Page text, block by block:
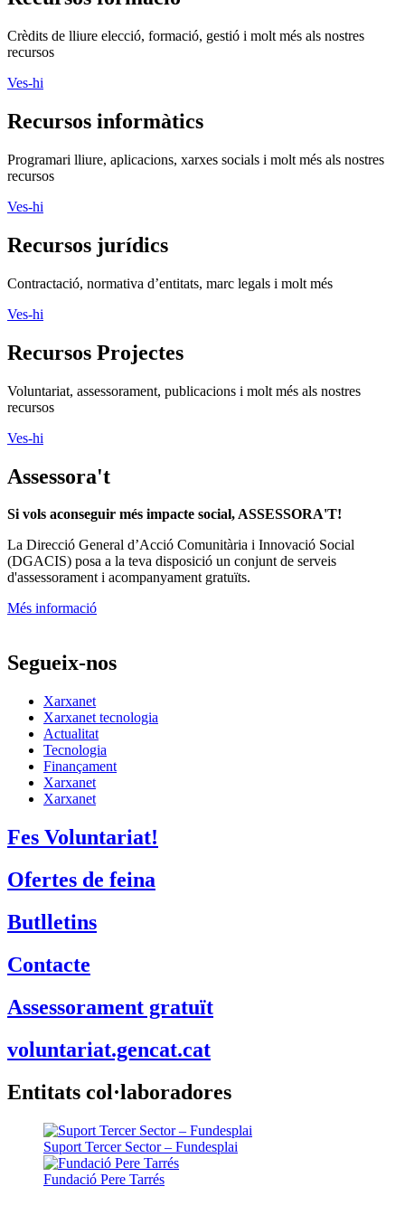
Crèdits de lliure elecció, formació, gestió i molt més als nostres
recursos
Ves-hi
Recursos informàtics
Programari lliure, aplicacions, xarxes socials i molt més als nostres
recursos
Ves-hi
Recursos jurídics
Contractació, normativa d’entitats, marc legals i molt més
Ves-hi
Recursos Projectes
Voluntariat, assessorament, publicacions i molt més als nostres
recursos
Ves-hi
Assessora't
Si vols aconseguir més impacte social, ASSESSORA'T!
La Direcció General d’Acció Comunitària i Innovació Social
(DGACIS) posa a la teva disposició un conjunt de serveis
d'assessorament i acompanyament gratuïts.
Més informació
Segueix-nos
Xarxanet
Xarxanet tecnologia
Actualitat
Tecnologia
Finançament
Xarxanet
Xarxanet
Fes Voluntariat!
Ofertes de feina
Butlletins
Contacte
Assessorament gratuït
voluntariat.gencat.cat
Entitats col·laboradores
Suport Tercer Sector – Fundesplai
Fundació Pere Tarrés